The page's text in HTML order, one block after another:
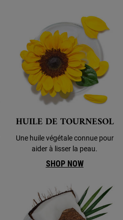
HUILE DE TOURNESOL
Une huile végétale connue pour
aider à lisser la peau.
SHOP NOW